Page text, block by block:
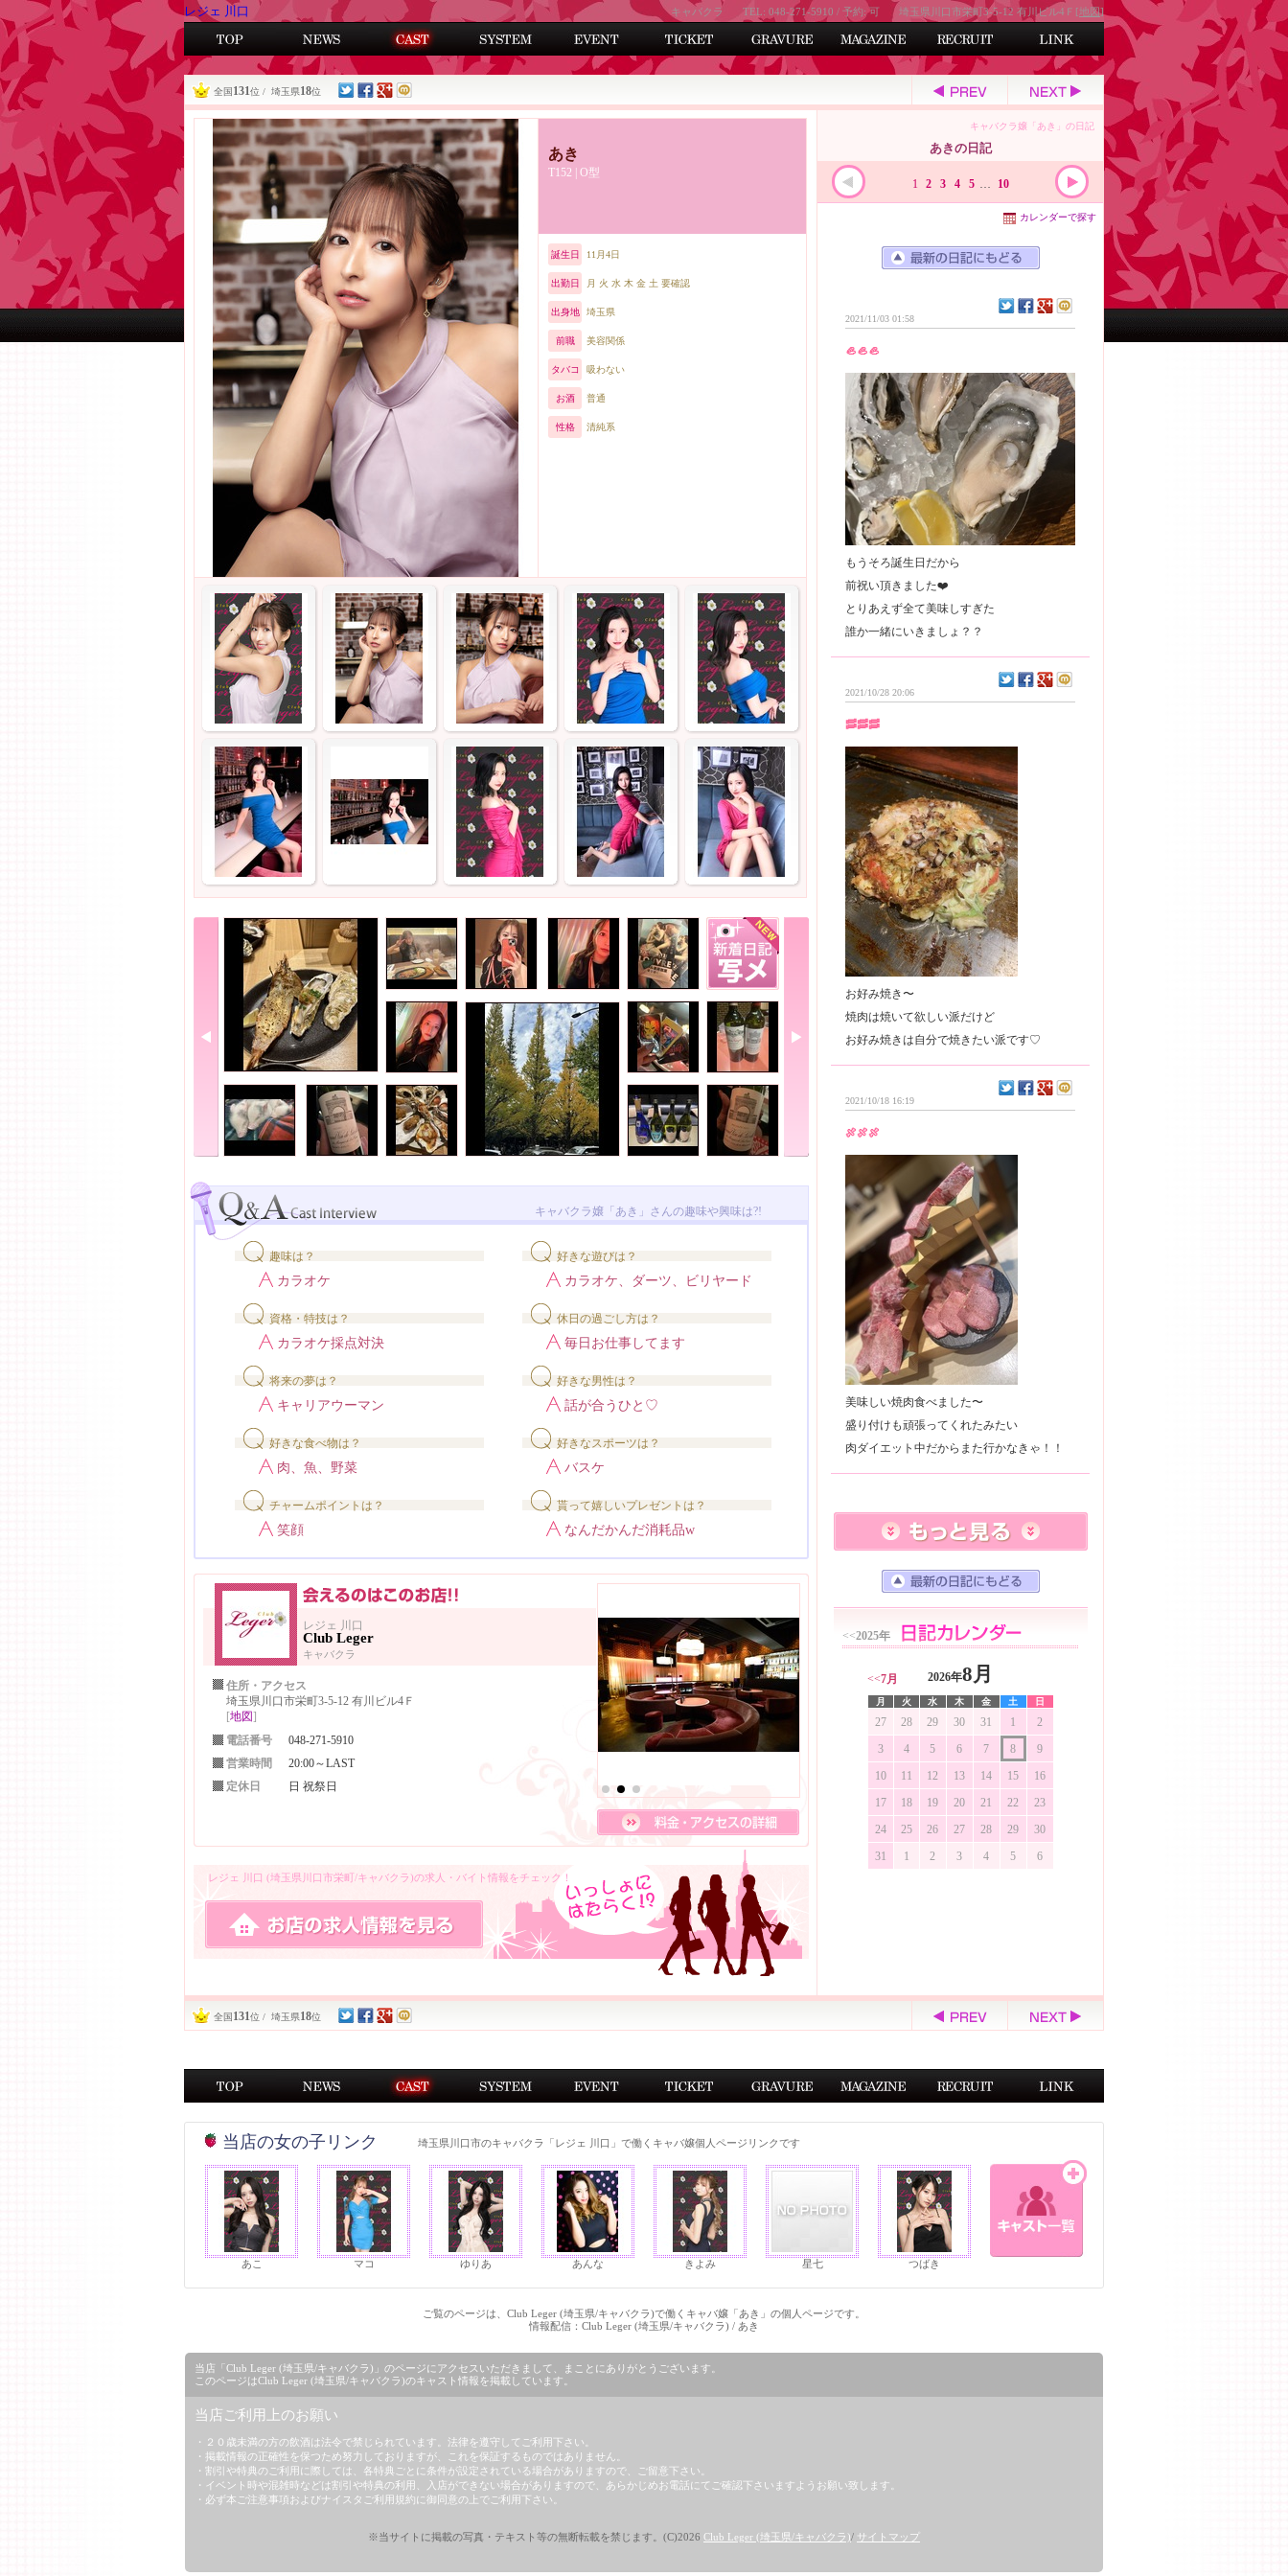
レジェ 川口 キャバクラ TEL: 048-271-5910 / 予約: 可 埼玉県川口市栄町3-5-12 有川ビル4Ｆ[地図]
全国 131位 / 埼玉県18位
あき
T152 | O型
誕生日 11月4日
出勤日 月 火 水 木 金 土 要確認
出身地 埼玉県
前職 美容関係
タバコ 吸わない
お酒 普通
性格 清純系
キャバクラ嬢「あき」さんの趣味や興味は?!
趣味は？
カラオケ
好きな遊びは？
カラオケ、ダーツ、ビリヤード
資格・特技は？
カラオケ採点対決
休日の過ごし方は？
毎日お仕事してます
将来の夢は？
キャリアウーマン
好きな男性は？
話が合うひと♡
好きな食べ物は？
肉、魚、野菜
好きなスポーツは？
バスケ
チャームポイントは？
笑顔
貰って嬉しいプレゼントは？
なんだかんだ消耗品w
レジェ 川口
Club Leger
キャバクラ
住所・アクセス
埼玉県川口市栄町3-5-12 有川ビル4Ｆ
[地図]
電話番号
048-271-5910
営業時間
20:00～LAST
定休日
日 祝祭日
レジェ 川口 (埼玉県川口市栄町/キャバクラ)の求人・バイト情報をチェック！
あきの日記
キャバクラ嬢「あき」の日記
1 2 3 4 5 … 10
カレンダーで探す
2021/11/03 01:58
🦪🦪🦪
もうそろ誕生日だから
前祝い頂きました❤️
とりあえず全て美味しすぎた
2021/10/28 20:06
🥓🥓🥓
お好み焼き〜
焼肉は焼いて欲しい派だけど
2021/10/18 16:19
🍖🍖🍖
美味しい焼肉食べました〜
盛り付けも頑張ってくれたみたい
<<2025年
2026年8月
<<7月
月 火 水 木 金 土 日
27 28 29 30 31 1
2
3
4 5 6 7 8
9
10
11 12 13 14 15
16
17
18 19 20 21 22
23
24
25 26 27 28 29
30
31
1 2 3 4 5 6
全国 131位 / 埼玉県18位
当店の女の子リンク 埼玉県川口市のキャバクラ「レジェ 川口」で働くキャバ嬢個人ページリンクです
あこ マコ ゆりあ あんな きよみ 星七 つばき
ご覧のページは、Club Leger (埼玉県/キャバクラ)で働くキャバ嬢「あき」の個人ページです。
情報配信：Club Leger (埼玉県/キャバクラ) / あき
当店「Club Leger (埼玉県/キャバクラ)」のページにアクセスいただきまして、まことにありがとうございます。
このページはClub Leger (埼玉県/キャバクラ)のキャスト情報を掲載しています。
当店ご利用上のお願い
・２０歳未満の方の飲酒は法令で禁じられています。法律を遵守してご利用下さい。
・掲載情報の正確性を保つため努力しておりますが、これを保証するものではありません。
・割引や特典のご利用に際しては、各特典ごとに条件が設定されている場合がありますので、ご留意下さい。
・イベント時や混雑時などは割引や特典の利用、入店ができない場合がありますので、あらかじめお電話にてご確認下さいますようお願い致します。
・必ず本ご注意事項およびナイスタご利用規約に御同意の上でご利用下さい。
※当サイトに掲載の写真・テキスト等の無断転載を禁じます。(C)2026 Club Leger (埼玉県/キャバクラ)/ サイトマップ